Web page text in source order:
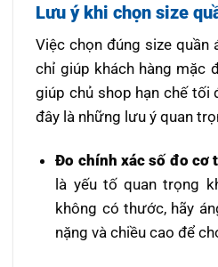
Lưu ý khi chọn size
Việc chọn đúng size quần
chỉ giúp khách hàng mặc
giúp chủ shop hạn chế tối
đây là những lưu ý quan
Đo chính xác số đo cơ
là yếu tố quan trọng
không có thước, hãy
nặng và chiều cao để